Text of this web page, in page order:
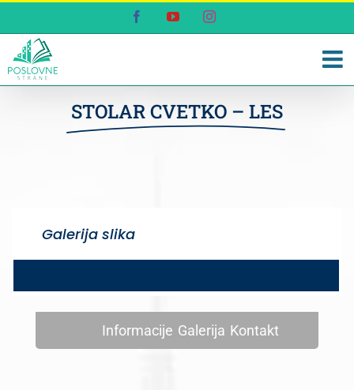
content
FacebookYouTubeInstagram
STOLAR CVETKO – LES
Galerija slika
Informacije Galerija Kontakt